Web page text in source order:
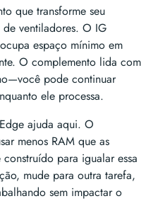
que transforme seu
ventiladores. O IG
espaço mínimo em
O complemento lida com
pode continuar
ele processa.
ajuda aqui. O
menos RAM que as
para igualar essa
mude para outra tarefa,
sem impactar o